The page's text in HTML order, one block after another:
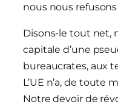
nous nous
Disons-le tout net,
capitale d’une
bureaucrates, aux
L’UE n’a, de toute
Notre devoir de